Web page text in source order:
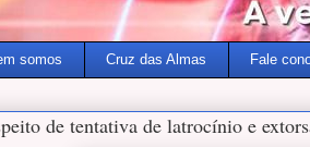
somos Cruz das Almas Fale
de tentativa de latrocínio e